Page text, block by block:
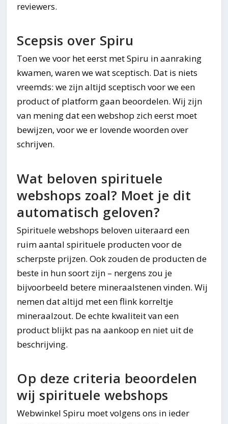
reviewers.
Scepsis over Spiru
Toen we voor het eerst met Spiru in aanraking
kwamen, waren we wat sceptisch. Dat is niets
vreemds: we zijn altijd sceptisch voor we een
product of platform gaan beoordelen. Wij zijn
van mening dat een webshop zich eerst moet
bewijzen, voor we er lovende woorden over
schrijven.
Wat beloven spirituele
webshops zoal? Moet je dit
automatisch geloven?
Spirituele webshops beloven uiteraard een
ruim aantal spirituele producten voor de
scherpste prijzen. Ook zouden de producten de
beste in hun soort zijn – nergens zou je
bijvoorbeeld betere mineraalstenen vinden. Wij
nemen dat altijd met een flink korreltje
mineraalzout. De echte kwaliteit van een
product blijkt pas na aankoop en niet uit de
beschrijving.
Op deze criteria beoordelen
wij spirituele webshops
Webwinkel Spiru moet volgens ons in ieder